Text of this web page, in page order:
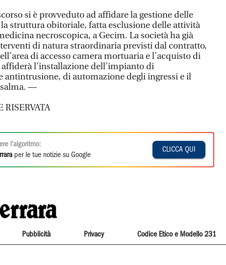
si è provveduto ad affidare la gestione delle
struttura obitoriale, fatta esclusione delle attività
necroscopica, a Gecim. La società ha già
di natura straordinaria previsti dal contratto,
di accesso camera mortuaria e l’acquisto di
l’installazione dell’impianto di
antintrusione, di automazione degli ingressi e il
—
l'algoritmo:
per le tue notizie su Google
CLICCA QUI
Pubblicità Privacy Codice Etico e Modello 231